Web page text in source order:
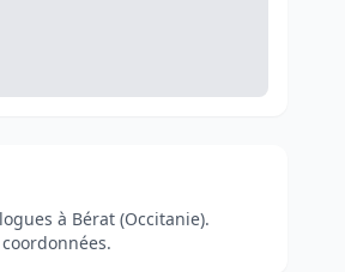
à Bérat (Occitanie).